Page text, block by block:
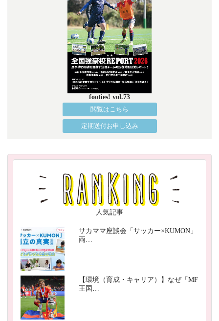
footies! vol.73
閲覧はこちら
定期送付お申し込み
人気記事
サカママ座談会「サッカー×KUMON」
両…
【環境（育成・キャリア）】なぜ「MF
王国…